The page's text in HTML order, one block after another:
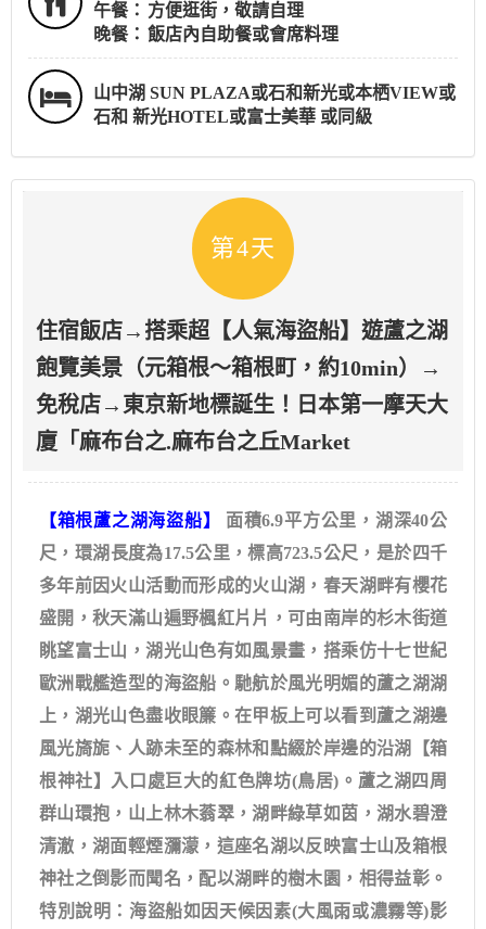
午餐： 方便逛街，敬請自理
晚餐： 飯店內自助餐或會席料理
山中湖 SUN PLAZA或石和新光或本栖VIEW或
石和 新光HOTEL或富士美華 或同級
第4天
住宿飯店→搭乘超【人氣海盜船】遊蘆之湖
飽覽美景（元箱根～箱根町，約10min）→
免稅店→東京新地標誕生！日本第一摩天大
廈「麻布台之.麻布台之丘Market
【箱根蘆之湖海盜船】 面積6.9平方公里，湖深40公
尺，環湖長度為17.5公里，標高723.5公尺，是於四千
多年前因火山活動而形成的火山湖，春天湖畔有櫻花
盛開，秋天滿山遍野楓紅片片，可由南岸的杉木街道
眺望富士山，湖光山色有如風景畫，搭乘仿十七世紀
歐洲戰艦造型的海盜船。馳航於風光明媚的蘆之湖湖
上，湖光山色盡收眼簾。在甲板上可以看到蘆之湖邊
風光旖旎、人跡未至的森林和點綴於岸邊的沿湖【箱
根神社】入口處巨大的紅色牌坊(鳥居)。蘆之湖四周
群山環抱，山上林木蓊翠，湖畔綠草如茵，湖水碧澄
清澈，湖面輕煙瀰濛，這座名湖以反映富士山及箱根
神社之倒影而聞名，配以湖畔的樹木園，相得益彰。
特別說明：海盜船如因天候因素(大風雨或濃霧等)影